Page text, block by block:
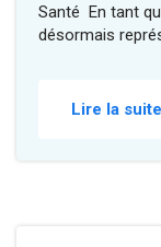
Santé En tant
désormais
Lire la